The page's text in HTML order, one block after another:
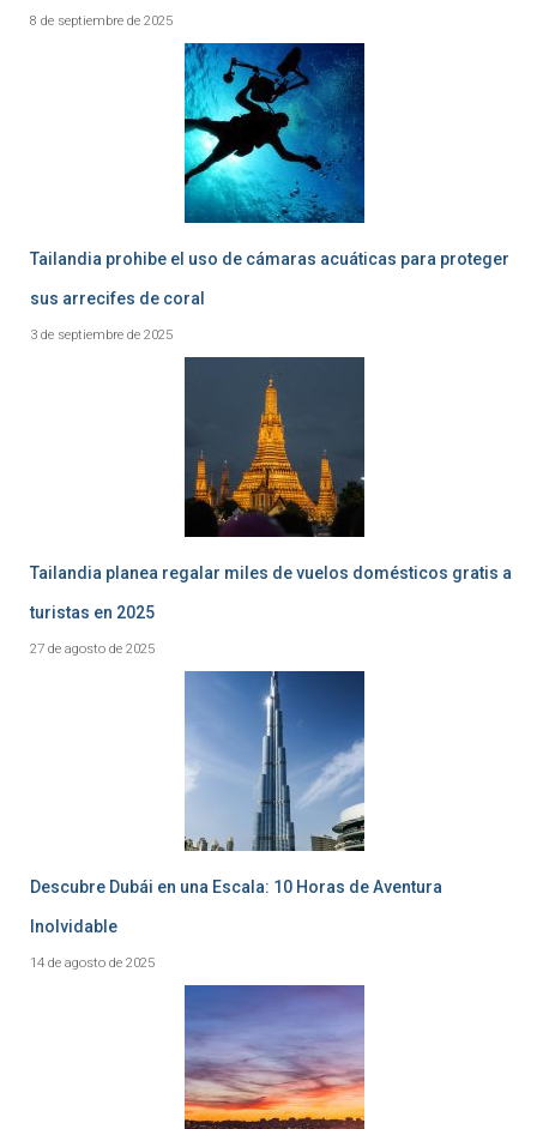
8 de septiembre de 2025
Tailandia prohibe el uso de cámaras acuáticas para proteger
sus arrecifes de coral
3 de septiembre de 2025
Tailandia planea regalar miles de vuelos domésticos gratis a
turistas en 2025
27 de agosto de 2025
Descubre Dubái en una Escala: 10 Horas de Aventura
Inolvidable
14 de agosto de 2025